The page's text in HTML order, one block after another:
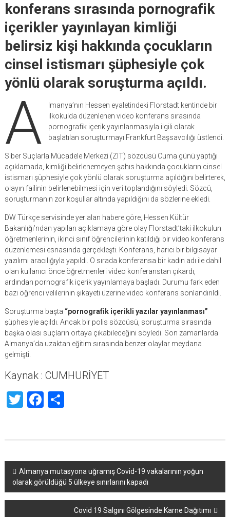
konferans sırasında pornografik
içerikler yayınlayan kimliği
belirsiz kişi hakkında çocukların
cinsel istismarı şüphesiyle çok
yönlü olarak soruşturma açıldı.
A
lmanya’nın Hessen eyaletindeki Florstadt kentinde bir
ilkokulda düzenlenen video konferans sırasında
pornografik içerik yayınlanmasıyla ilgili olarak
başlatılan soruşturmayı Frankfurt Başsavcılığı üstlendi.
Siber Suçlarla Mücadele Merkezi (ZIT) sözcüsü Cuma günü yaptığı
açıklamada, kimliği belirlenemeyen şahıs hakkında çocukların cinsel
istismarı şüphesiyle çok yönlü olarak soruşturma açıldığını belirterek,
olayın failinin belirlenebilmesi için veri toplandığını söyledi. Sözcü,
soruşturmanın zor koşullar altında yapıldığını da sözlerine ekledi.
DW Türkçe servisinde yer alan habere göre, Hessen Kültür
Bakanlığı’ndan yapılan açıklamaya göre olay Florstadt’taki ilkokulun
öğretmenlerinin, ikinci sınıf öğrencilerinin katıldığı bir video konferans
düzenlemesi esnasında gerçekleşti. Konferans, harici bir bilgisayar
yazılımı aracılığıyla yapıldı. O sırada konferansa bir kadın adı ile dahil
olan kullanıcı önce öğretmenleri video konferanstan çıkardı,
ardından pornografik içerik yayınlamaya başladı. Durumu fark eden
bazı öğrenci velilerinin şikayeti üzerine video konferans sonlandırıldı.
Soruşturma başta “pornografik içerikli yazılar yayınlanması”
şüphesiyle açıldı. Ancak bir polis sözcüsü, soruşturma sırasında
başka olası suçların ortaya çıkabileceğini söyledi. Son zamanlarda
Almanya’da uzaktan eğitim sırasında benzer olaylar meydana
gelmişti.
Kaynak : CUMHURİYET
TwitterFacebook
Share
Yazı
dolaşımı
Almanya mutasyona uğramış Covid-19 vakalarının yoğun
olarak görüldüğü 5 ülkeye sınırlarını kapadı
Covid 19 Salgını Gölgesinde Karne Dağıtımı